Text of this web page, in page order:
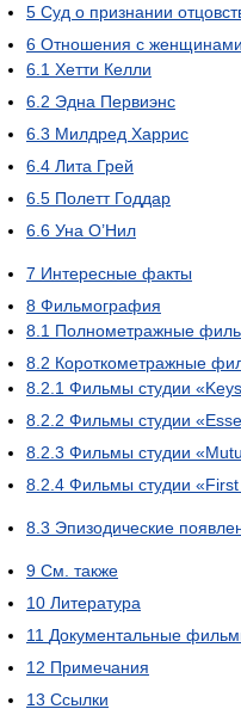
5 Суд о признании
6 Отношения с женщинами
6.1 Хетти Келли
6.2 Эдна Первиэнс
6.3 Милдред Харрис
6.4 Лита Грей
6.5 Полетт Годдар
6.6 Уна О’Нил
7 Интересные факты
8 Фильмография
8.1 Полнометражные
8.2 Короткометражные
8.2.1 Фильмы студии
8.2.2 Фильмы студии
8.2.3 Фильмы студии
8.2.4 Фильмы студии
8.3 Эпизодические
9 См. также
10 Литература
11 Документальные
12 Примечания
13 Ссылки